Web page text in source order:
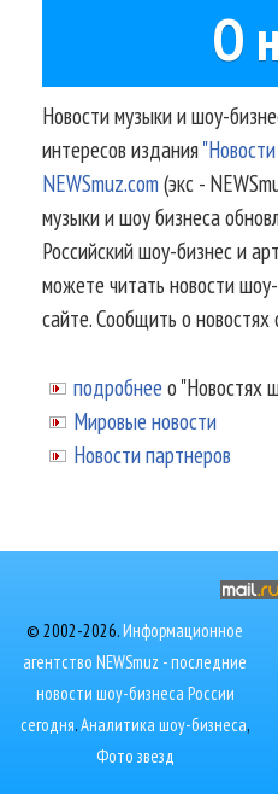
О
Новости музыки и шоу-
интересов издания
NEWSmuz.com(экс -
музыки и шоу бизнеса
Российский шоу-бизнес и
можете читать новости
сайте. Сообщить о
подробнее о "Новостях
Мировые новости
Новости партнеров
© 2002-2026.Информационное
агентство NEWSmuz - последние
новости шоу-бизнеса России
сегодня.Аналитика шоу-бизнеса,
Фото звезд